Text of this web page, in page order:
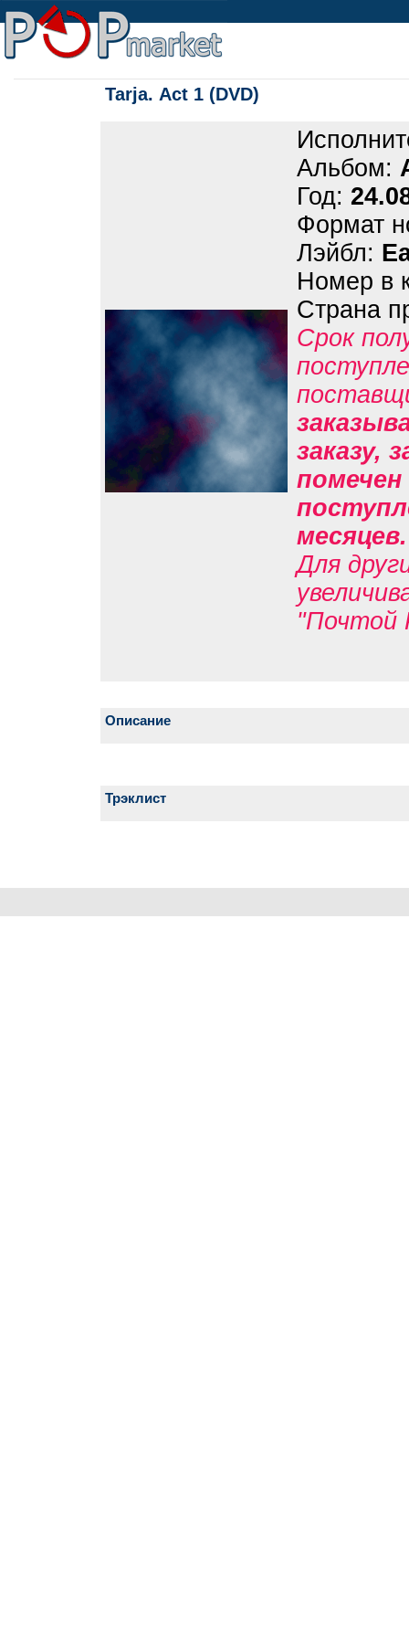
Tarja. Act 1 (DVD)
Альбом:
Год:
Формат
Лэйбл:
Номер в
Страна
Срок
заказу,
помечен
Для
"Почтой
Описание
Трэклист